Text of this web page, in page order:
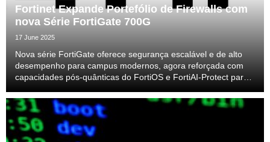
Fortinet Expande Portefólio de Firewalls com
nova Série FortiGate 700G
17 June 2025
Nova série FortiGate oferece segurança escalável e de alto
desempenho para campus modernos, agora reforçada com
capacidades pós-quânticas do FortiOS e FortiAI-Protect para
GenAI